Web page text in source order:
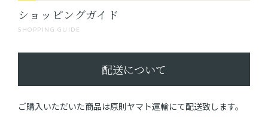
SHOPPING GUIDE
ショッピングガイド
配送について
ご購入いただいた商品は原則ヤマト運輸にて配送致します。